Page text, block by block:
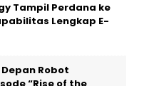
Tampil Perdana ke
Lengkap E-
Robot